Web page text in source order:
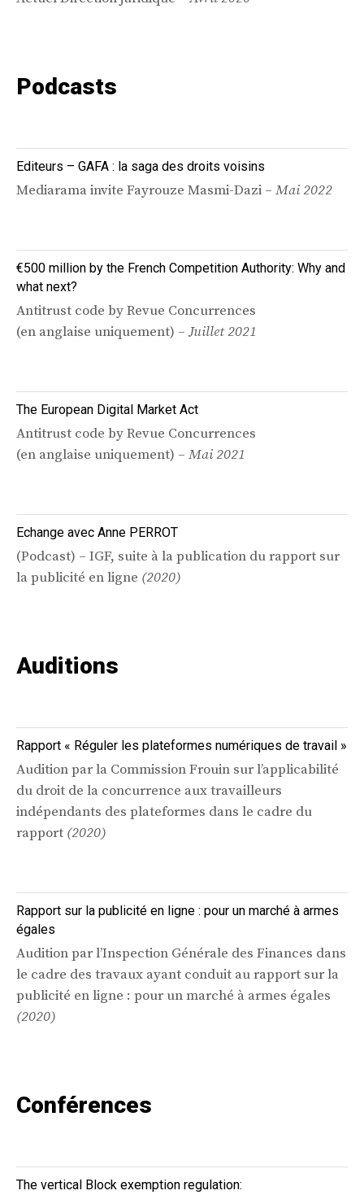
Podcasts
Editeurs – GAFA : la saga des droits voisins
Mediarama invite Fayrouze Masmi-Dazi – Mai 2022
€500 million by the French Competition Authority: Why and
what next?
Antitrust code by Revue Concurrences
(en anglaise uniquement) –Juillet 2021
The European Digital Market Act
Antitrust code by Revue Concurrences
(en anglaise uniquement) – Mai 2021
Echange avec Anne PERROT
(Podcast) – IGF, suite à la publication du rapport sur
la publicité en ligne (2020)
Auditions
Rapport « Réguler les plateformes numériques de travail »
Audition par la Commission Frouin sur l’applicabilité
du droit de la concurrence aux travailleurs
indépendants des plateformes dans le cadre du
rapport (2020)
Rapport sur la publicité en ligne : pour un marché à armes
égales
Audition par l’Inspection Générale des Finances dans
le cadre des travaux ayant conduit au rapport sur la
publicité en ligne : pour un marché à armes égales
(2020)
Conférences
The vertical Block exemption regulation: